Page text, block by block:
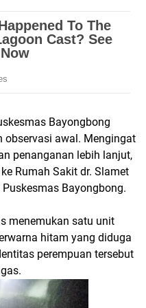
Bayongbong
observasi awal. Mengingat
penanganan lebih lanjut,
Rumah Sakit dr. Slamet
Bayongbong.
menemukan satu unit
hitam yang diduga
perempuan tersebut